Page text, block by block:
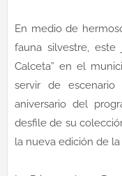
En medio de
fauna silvestre, este
Calceta” en el
servir de
aniversario del
desfile de su
la nueva edición de la